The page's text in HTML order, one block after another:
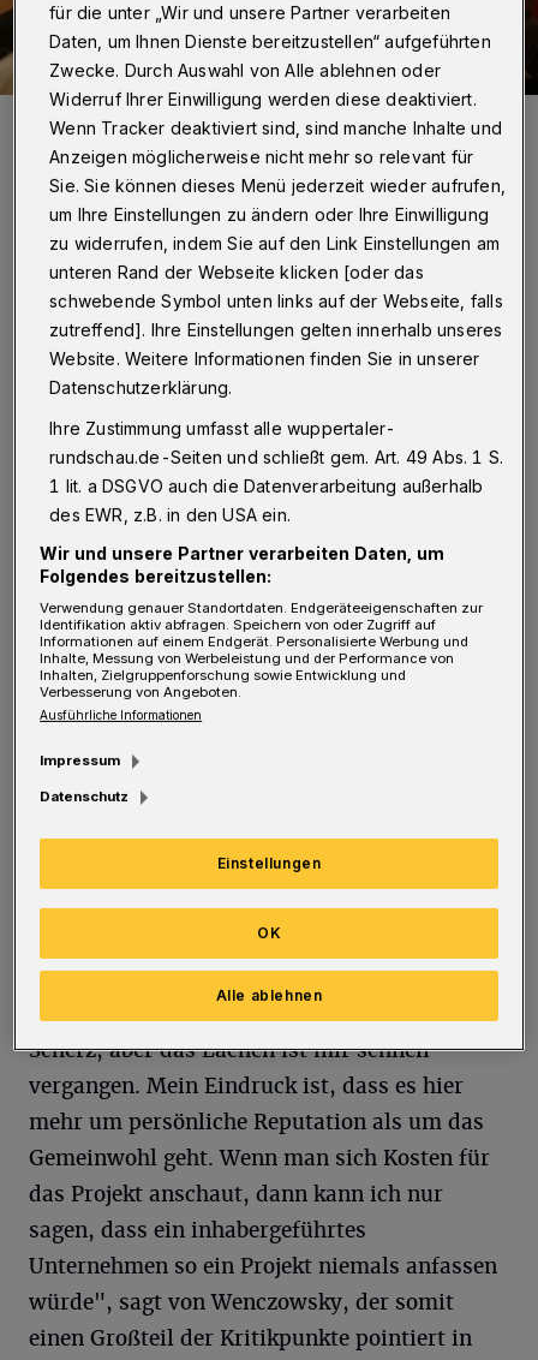
Michael-Georg von Wenczowsky (li.) hält die Seilbahn für eine
Schnapsidee, Axel Sindram (re.) hingegen spricht von einem
Prestige-Objekt für Wuppertal.
Foto: Urssu
S eitdem die Bezirksvertretung und eine
ganze Reihe prominenter Cronenberger
Seilbahn ausgesprochen haben, erinnern
solche Infoveranstaltungen in Cronenberg
schon an das Sprichwort "Eulen nach Athen
tragen". Denn dass sich im Festsaal fast
ausschließlich nur Mit-Kritiker einfanden,
damit hatten die Verantwortlichen von
"Seilbahnfreies Wuppertal" schon rechnen
dürfen.
So verlief auch der erste Teil der
Veranstaltung erwartungsgemäß. Der
stellvertretende Bezirksbürgermeister
Michael-Georg von Wenczowsky machte noch
einmal die Position des Stadtteilparlaments
deutlich und kritisierte die starre Haltung von
WSW und Stadtrat. "Guter ÖPNV sieht anders
aus. Ich hielt die Seilbahn erst für einen
Scherz, aber das Lachen ist mir schnell
vergangen. Mein Eindruck ist, dass es hier
mehr um persönliche Reputation als um das
Gemeinwohl geht. Wenn man sich Kosten für
das Projekt anschaut, dann kann ich nur
sagen, dass ein inhabergeführtes
Unternehmen so ein Projekt niemals anfassen
würde", sagt von Wenczowsky, der somit
einen Großteil der Kritikpunkte pointiert in
für die unter „Wir und unsere Partner verarbeiten
Daten, um Ihnen Dienste bereitzustellen“ aufgeführten
Zwecke. Durch Auswahl von Alle ablehnen oder
Widerruf Ihrer Einwilligung werden diese deaktiviert.
Wenn Tracker deaktiviert sind, sind manche Inhalte und
Anzeigen möglicherweise nicht mehr so relevant für
Sie. Sie können dieses Menü jederzeit wieder aufrufen,
um Ihre Einstellungen zu ändern oder Ihre Einwilligung
zu widerrufen, indem Sie auf den Link Einstellungen am
unteren Rand der Webseite klicken [oder das
schwebende Symbol unten links auf der Webseite, falls
zutreffend]. Ihre Einstellungen gelten innerhalb unseres
Website. Weitere Informationen finden Sie in unserer
Datenschutzerklärung.
Ihre Zustimmung umfasst alle wuppertaler-
rundschau.de-Seiten und schließt gem. Art. 49 Abs. 1 S.
1 lit. a DSGVO auch die Datenverarbeitung außerhalb
des EWR, z.B. in den USA ein.
Wir und unsere Partner verarbeiten Daten, um
Folgendes bereitzustellen:
Verwendung genauer Standortdaten. Endgeräteeigenschaften zur
Identifikation aktiv abfragen. Speichern von oder Zugriff auf
Informationen auf einem Endgerät. Personalisierte Werbung und
Inhalte, Messung von Werbeleistung und der Performance von
Inhalten, Zielgruppenforschung sowie Entwicklung und
Verbesserung von Angeboten.
Ausführliche Informationen
Impressum
Datenschutz
Einstellungen
Alle ablehnen
OK